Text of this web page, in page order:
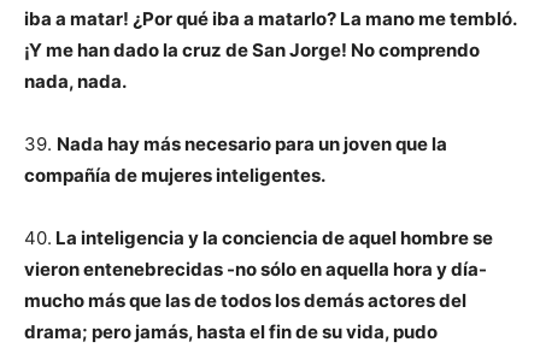
iba a matar! ¿Por qué iba a matarlo? La mano me tembló.
¡Y me han dado la cruz de San Jorge! No comprendo
nada, nada.
39. Nada hay más necesario para un joven que la
compañía de mujeres inteligentes.
40. La inteligencia y la conciencia de aquel hombre se
vieron entenebrecidas -no sólo en aquella hora y día-
mucho más que las de todos los demás actores del
drama; pero jamás, hasta el fin de su vida, pudo